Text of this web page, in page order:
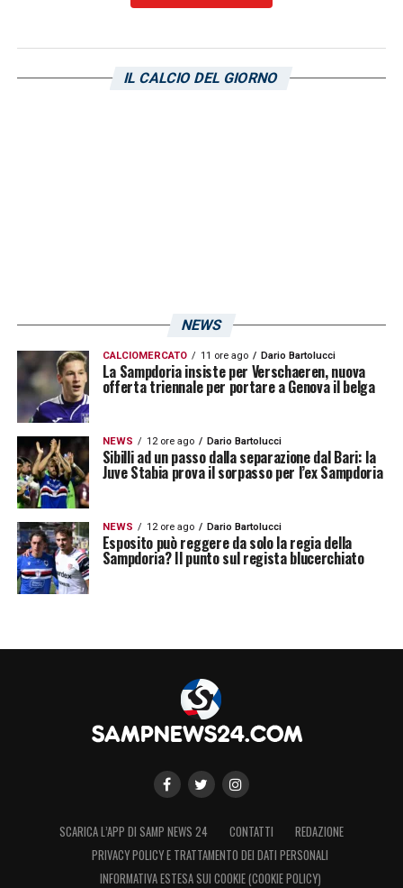
Un post condiviso da sabri (@sabrinaa.nespolo)
LA PLAYLIST DELLE NOSTRE TOP NEWS
IL CALCIO DEL GIORNO
NEWS
CALCIOMERCATO 11 ore ago Dario Bartolucci
La Sampdoria insiste per Verschaeren, nuova
offerta triennale per portare a Genova il belga
NEWS 12 ore ago Dario Bartolucci
Sibilli ad un passo dalla separazione dal Bari: la
Juve Stabia prova il sorpasso per l’ex Sampdoria
NEWS 12 ore ago Dario Bartolucci
Esposito può reggere da solo la regia della
Sampdoria? Il punto sul regista blucerchiato
SCARICA L’APP DI SAMP NEWS 24 CONTATTI
REDAZIONE
PRIVACY POLICY E TRATTAMENTO DEI DATI PERSONALI
INFORMATIVA ESTESA SUI COOKIE (COOKIE POLICY)